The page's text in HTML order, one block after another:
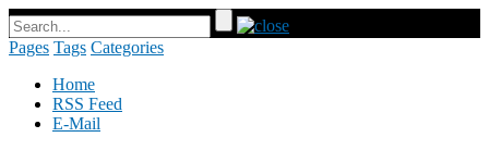
Pages Tags Categories
Home
RSS Feed
E-Mail